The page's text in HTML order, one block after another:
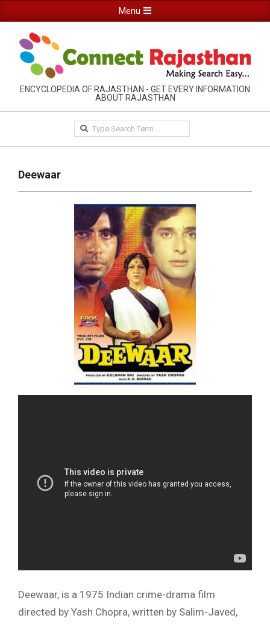
to
content
Navigation
Menu
Menu
RAJASTHAN
INFORMATION
GUIDE-
CONNECTRAJASTHAN
ENCYCLOPEDIA OF RAJASTHAN - GET EVERY INFORMATION
ABOUT RAJASTHAN
Search
Deewaar
Deewaar, is a 1975 Indian crime-drama film
directed by Yash Chopra, written by Salim-Javed,